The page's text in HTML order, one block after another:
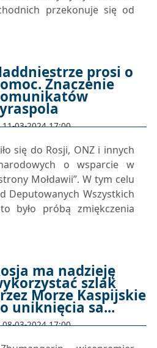
przekonuje się od
prosi o
Znaczenie
11-03-2024 17:00
się do Rosji, ONZ i innych
o wsparcie w
Mołdawii”. W tym celu
Deputowanych Wszystkich
było próbą zmiękczenia
ma nadzieję
szlak
Morze Kaspijskie
uniknięcia sa...
08-03-2024 17:00